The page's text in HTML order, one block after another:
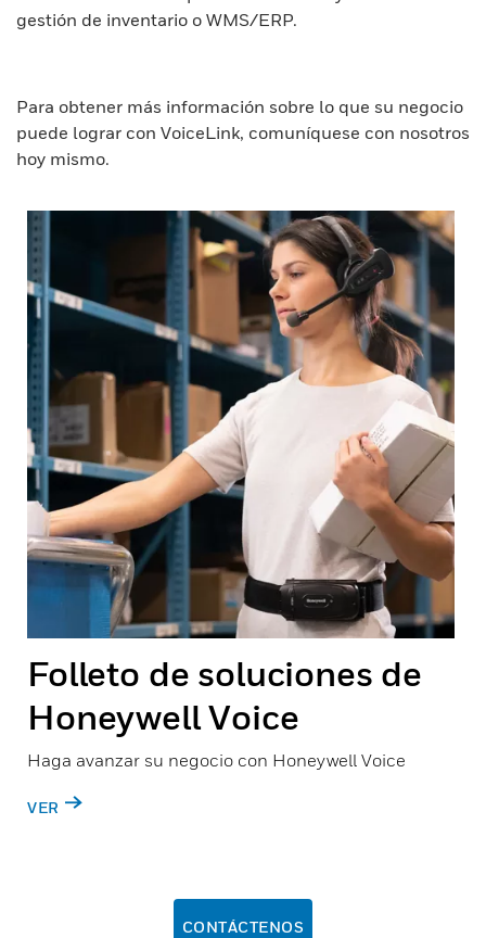
gestión de inventario o WMS/ERP.
Para obtener más información sobre lo que su negocio
puede lograr con VoiceLink, comuníquese con nosotros
hoy mismo.
Folleto de soluciones de
Honeywell Voice
Haga avanzar su negocio con Honeywell Voice
VER
CONTÁCTENOS